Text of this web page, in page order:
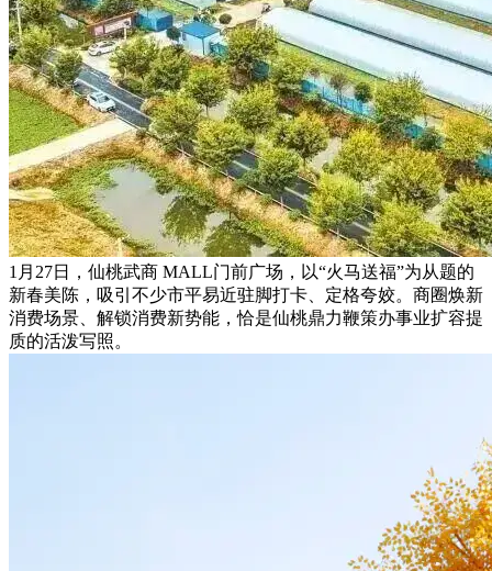
1月27日，仙桃武商 MALL门前广场，以“火马送福”为从题的
新春美陈，吸引不少市平易近驻脚打卡、定格夸姣。商圈焕新
消费场景、解锁消费新势能，恰是仙桃鼎力鞭策办事业扩容提
质的活泼写照。